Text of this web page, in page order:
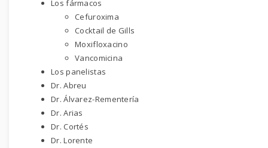
Los fármacos
Cefuroxima
Cocktail de Gills
Moxifloxacino
Vancomicina
Los panelistas
Dr. Abreu
Dr. Álvarez-Rementería
Dr. Arias
Dr. Cortés
Dr. Lorente